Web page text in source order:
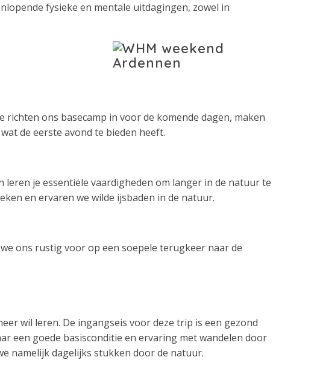
fysieke en mentale uitdagingen, zowel in
ons basecamp in voor de komende dagen, maken
de eerste avond te bieden heeft.
je essentiële vaardigheden om langer in de natuur te
en ervaren we wilde ijsbaden in de natuur.
ons rustig voor op een soepele terugkeer naar de
wil leren. De ingangseis voor deze trip is een gezond
een goede basisconditie en ervaring met wandelen door
namelijk dagelijks stukken door de natuur.